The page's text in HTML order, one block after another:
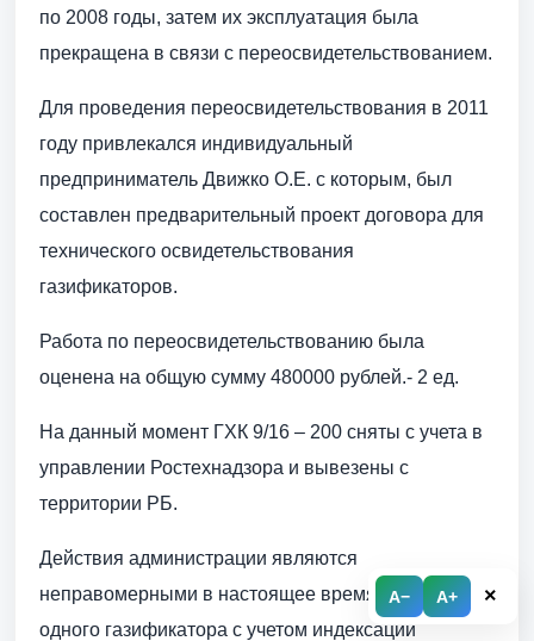
A− A+ ×
по 2008 годы, затем их эксплуатация была
прекращена в связи с переосвидетельствованием.
Для проведения переосвидетельствования в 2011
году привлекался индивидуальный
предприниматель Движко О.Е. с которым, был
составлен предварительный проект договора для
технического освидетельствования
газификаторов.
Работа по переосвидетельствованию была
оценена на общую сумму 480000 рублей.- 2 ед.
На данный момент ГХК 9/16 – 200 сняты с учета в
управлении Ростехнадзора и вывезены с
территории РБ.
Действия администрации являются
неправомерными в настоящее время стоимость
одного газификатора с учетом индексации